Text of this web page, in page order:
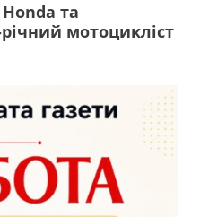
та
мотоцикліст